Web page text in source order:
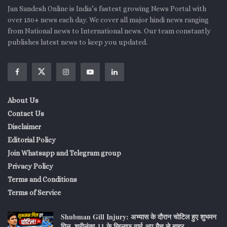
A2: एथेनॉल वातावरण से नमी बहुत आसानी से सोखता है, जिससे पानी और
एथेनॉल अलग होकर फ्यूल टैंक के नीचे जमा हो जाते हैं (फेज़ सेपरेशन)। इस
नमी और इंजन में जंग लगने के तकनीकी जोखिम के कारण भूटान ने भारतीय
तेल कंपनियों के ई-20 ईंधन को लेने से इनकार कर दिया था।
Q3: एथेनॉल पेट्रोल से सस्ता होने के बावजूद भारत में ई-20 ईंधन की कीमत
सामान्य पेट्रोल के बराबर क्यों है?
A3: तेल विपणन कंपनियां एथेनॉल को करीब 58 से 72 रुपये प्रति लीटर में
खरीदती हैं, जो पेट्रोल की खुदरा कीमत से काफी सस्ता है। इसके बावजूद
सरकार ने ऐसी कोई मूल्य निर्धारण व्यवस्था स्पष्ट नहीं की है जिससे एथेनॉल
की कम लागत का लाभ उपभोक्ताओं को मिल सके।
Jan Sandesh Online is India’s fastest growing News Portal with
over 150+ news each day. We cover all major hindi news ranging
from National news to International news. Our team constantly
publishes latest news to keep you updated.
About Us
Contact Us
Disclaimer
Editorial Policy
Join Whatsapp and Telegram group
Privacy Policy
Terms and Conditions
Terms of Service
Shubman Gill Injury: अभ्यास के दौरान चोटिल हुए शुभमन